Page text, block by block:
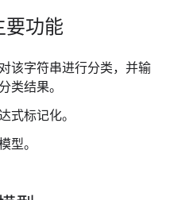
要功能
该字符串进行分类，并输
类结果。
式标记化。
型。